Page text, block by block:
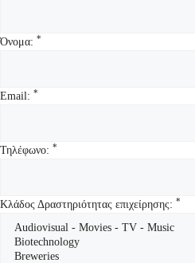
Όνομα: *
Email: *
Τηλέφωνο: *
Κλάδος Δραστηριότητας επιχείρησης: *